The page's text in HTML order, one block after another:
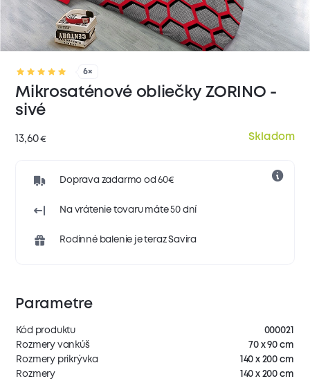
6×
Mikrosaténové obliečky ZORINO -
sivé
13,60€ Skladom
Doprava zadarmo od 60€
Na vrátenie tovaru máte 50 dní
Rodinné balenie je teraz Savira
Parametre
Kód produktu
000021
Rozmery vankúš
70 x 90 cm
Rozmery prikrývka
140 x 200 cm
Rozmery
140 x 200 cm